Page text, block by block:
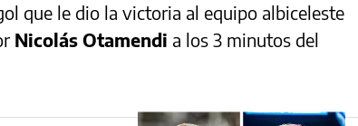
que le dio la victoria al equipo albiceleste
Nicolás Otamendi a los 3 minutos del